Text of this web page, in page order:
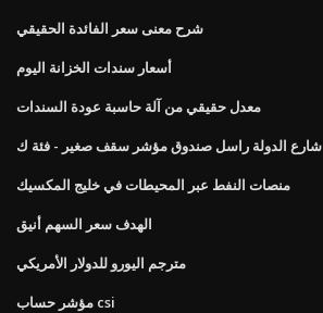
شرح معنى سعر الفائدة الحقيقي
أسعار سندات الخزانة اليوم
معدل حقيقي من آلة حاسبة عودة السندات
شارع الدولة راسل صندوق مؤشر سقف صغير - فئة ك
منصات النفط عبر المحيطات في خليج المكسيك
الهدف سعر السهم أنيق
مترجم اليورو للدولار الأمريكي
مؤشر حساب csi